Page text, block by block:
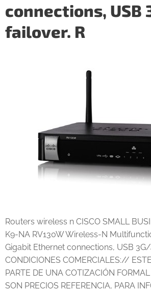
connections, USB
failover. R
Routers wireless n CISCO SMALL
K9-NA RV130W Wireless-N
Gigabit Ethernet connections, USB 3G/
CONDICIONES COMERCIALES://
PARTE DE UNA COTIZACIÓN
SON PRECIOS REFERENCIA, PARA